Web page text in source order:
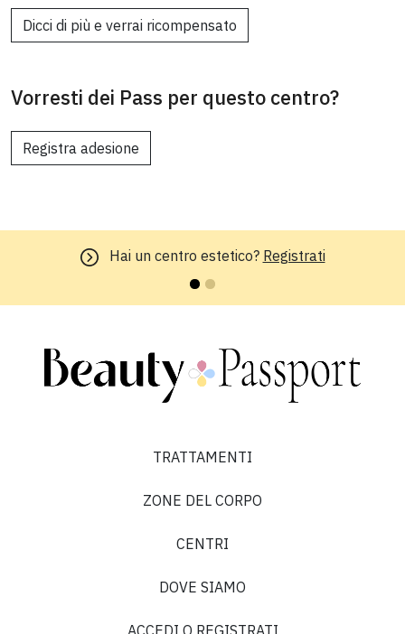
Dicci di più e verrai ricompensato
Vorresti dei Pass per questo centro?
Registra adesione
Hai un centro estetico? Registrati
TRATTAMENTI
ZONE DEL CORPO
CENTRI
DOVE SIAMO
ACCEDI O REGISTRATI